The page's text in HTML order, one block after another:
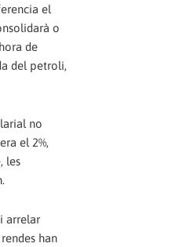
el
o
de
del petroli,
no
el 2%,
les
arrelar
han